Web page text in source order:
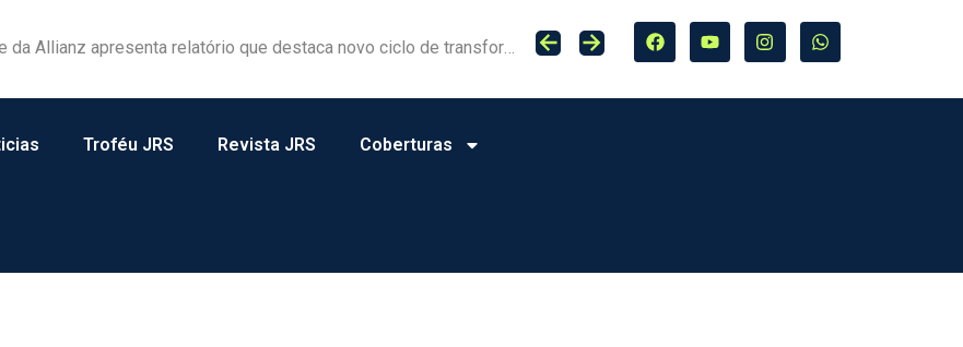
Associação Beneficente da Allianz apresenta relatório que destaca novo ciclo de transformação social
na informação e pela dedicação ao mercado segurador
Troféu JRS Revista JRS Coberturas